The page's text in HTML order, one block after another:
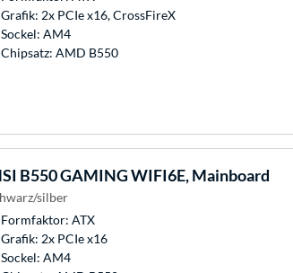
Grafik: 2x PCIe x16, CrossFireX
Sockel: AM4
Chipsatz: AMD B550
B550 GAMING WIFI6E, Mainboard
silber
Formfaktor: ATX
Grafik: 2x PCIe x16
Sockel: AM4